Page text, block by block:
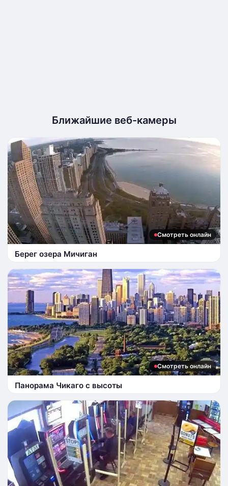
Ближайшие веб-камеры
Смотреть онлайн
Берег озера Мичиган
Смотреть онлайн
Панорама Чикаго с высоты